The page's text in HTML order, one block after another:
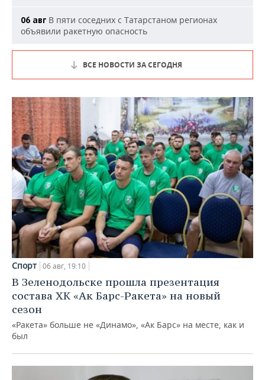
06 авг В пяти соседних с Татарстаном регионах
объявили ракетную опасность
ВСЕ НОВОСТИ ЗА СЕГОДНЯ
Спорт 06 авг, 19:10
В Зеленодольске прошла презентация
состава ХК «Ак Барс-Ракета» на новый
сезон
«Ракета» больше не «Динамо», «Ак Барс» на месте, как и
был